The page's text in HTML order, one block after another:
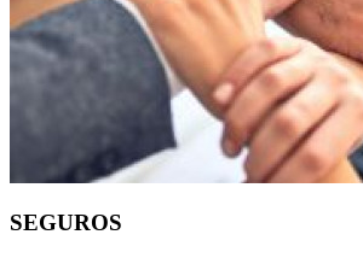
SEGUROS